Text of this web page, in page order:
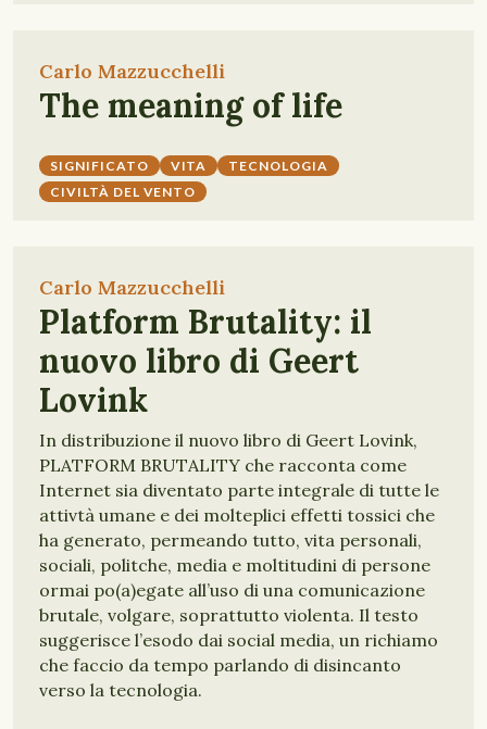
Carlo Mazzucchelli
The meaning of life
SIGNIFICATO VITA
TECNOLOGIA
CIVILTÀ DEL VENTO
Carlo Mazzucchelli
Platform Brutality: il
nuovo libro di Geert
Lovink
In distribuzione il nuovo libro di Geert Lovink,
PLATFORM BRUTALITY che racconta come
Internet sia diventato parte integrale di tutte le
attivtà umane e dei molteplici effetti tossici che
ha generato, permeando tutto, vita personali,
sociali, politche, media e moltitudini di persone
ormai po(a)egate all’uso di una comunicazione
brutale, volgare, soprattutto violenta. Il testo
suggerisce l’esodo dai social media, un richiamo
che faccio da tempo parlando di disincanto
verso la tecnologia.